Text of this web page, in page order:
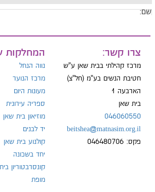
צרו קשר:
מרכז קהילתי בבית שאן ע"ש
חטיבת הנשים בע"מ (חל"צ)
הארבעה 1
בית שאן
046060550
beitshea@matnasim.org.il
פקס: 046480706
המחלקות
נווה הנחל
מרכז הנוער
מעונות היום
ספריה עירונית
מוזיאון בית שאן
יד לבנים
קולנוע בית שאן
יחד בשכונה
קונסרבטוריון
מופת